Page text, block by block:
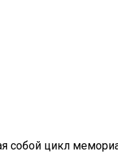
собой цикл